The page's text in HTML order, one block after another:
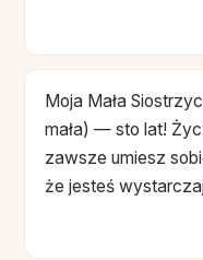
Moja Mała
mała) — sto lat!
zawsze umiesz
że jesteś